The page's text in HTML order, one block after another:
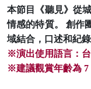
本節目《聽見》從
情感的特質。 創作
域結合，口述和紀
※演出使用語言：
※建議觀賞年齡為 7